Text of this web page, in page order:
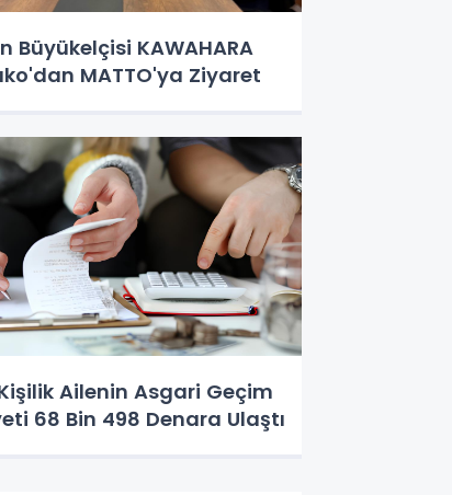
Büyükelçisi KAWAHARA
MATTO'ya Ziyaret
Ailenin Asgari Geçim
68 Bin 498 Denara Ulaştı